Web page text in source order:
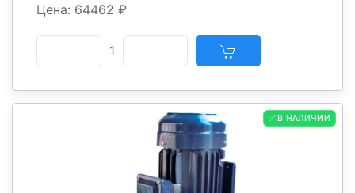
Цена: 64462 ₽
1
✅ В НАЛИЧИИ